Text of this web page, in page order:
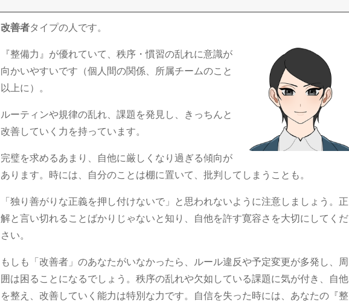
改善者タイプの人です。
『整備力』が優れていて、秩序・慣習の乱れに意識が
向かいやすいです（個人間の関係、所属チームのこと
以上に）。
ルーティンや規律の乱れ、課題を発見し、きっちんと
改善していく力を持っています。
完璧を求めるあまり、自他に厳しくなり過ぎる傾向が
あります。時には、自分のことは棚に置いて、批判してしまうことも。
「独り善がりな正義を押し付けないで」と思われないように注意しましょう。正
解と言い切れることばかりじゃないと知り、自他を許す寛容さを大切にしてくだ
さい。
もしも「改善者」のあなたがいなかったら、ルール違反や予定変更が多発し、周
囲は困ることになるでしょう。秩序の乱れや欠如している課題に気が付き、自他
を整え、改善していく能力は特別な力です。自信を失った時には、あなたの『整